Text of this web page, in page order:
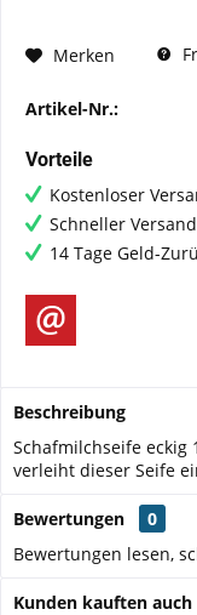
Merken
Artikel-Nr.:
Vorteile
Kostenloser
Schneller Versand
14 Tage Geld-
Beschreibung
Schafmilchseife eckig
verleiht dieser Seife
Bewertungen
0
Bewertungen lesen,
Kunden kauften auch